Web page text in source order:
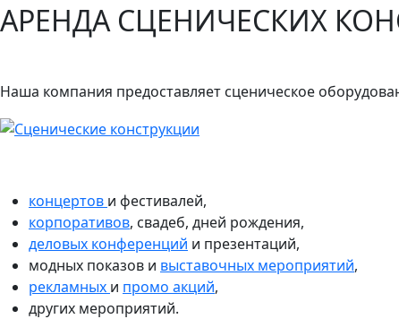
АРЕНДА СЦЕНИЧЕСКИХ
Наша компания предоставляет сценическое
концертов и фестивалей,
корпоративов, свадеб, дней рождения,
деловых конференций и презентаций,
модных показов и выставочных мероприятий,
рекламных и промо акций,
других мероприятий.